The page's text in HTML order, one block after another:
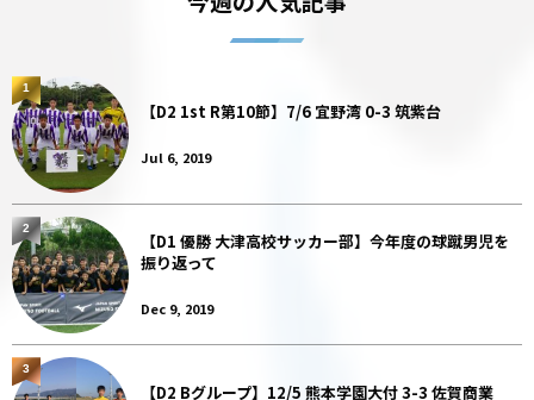
【D2 1st R第10節】7/6 宜野湾 0-3 筑紫台
Jul 6, 2019
1
【D1 優勝 大津高校サッカー部】今年度の球蹴男児を
振り返って
Dec 9, 2019
2
【D2 Bグループ】12/5 熊本学園大付 3-3 佐賀商業
3